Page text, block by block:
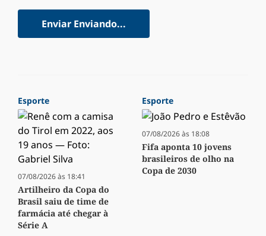
Enviar Enviando...
Esporte
07/08/2026 às 18:41
Artilheiro da Copa do
Brasil saiu de time de
farmácia até chegar à
Série A
Esporte
07/08/2026 às 18:08
Fifa aponta 10 jovens
brasileiros de olho na
Copa de 2030